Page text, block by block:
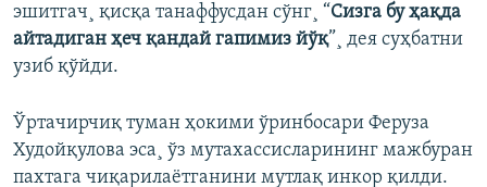
эшитгач¸ қисқа танаффусдан сўнг¸ “Сизга бу ҳақда
айтадиган ҳеч қандай гапимиз йўқ”¸ дея суҳбатни
узиб қўйди.
Ўртачирчиқ туман ҳокими ўринбосари Феруза
Худойқулова эса¸ ўз мутахассисларининг мажбуран
пахтага чиқарилаëтганини мутлақ инкор қилди.